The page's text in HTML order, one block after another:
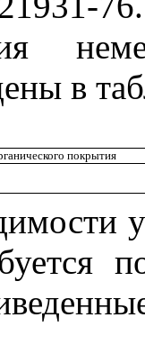
в
покрытия